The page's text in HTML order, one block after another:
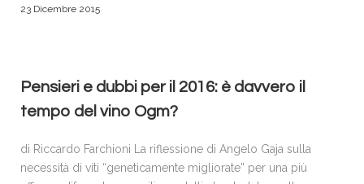
23 Dicembre 2015
Pensieri e dubbi per il 2016: è davvero il
tempo del vino Ogm?
di Riccardo Farchioni La riflessione di Angelo Gaja sulla
necessità di viti “geneticamente migliorate” per una più